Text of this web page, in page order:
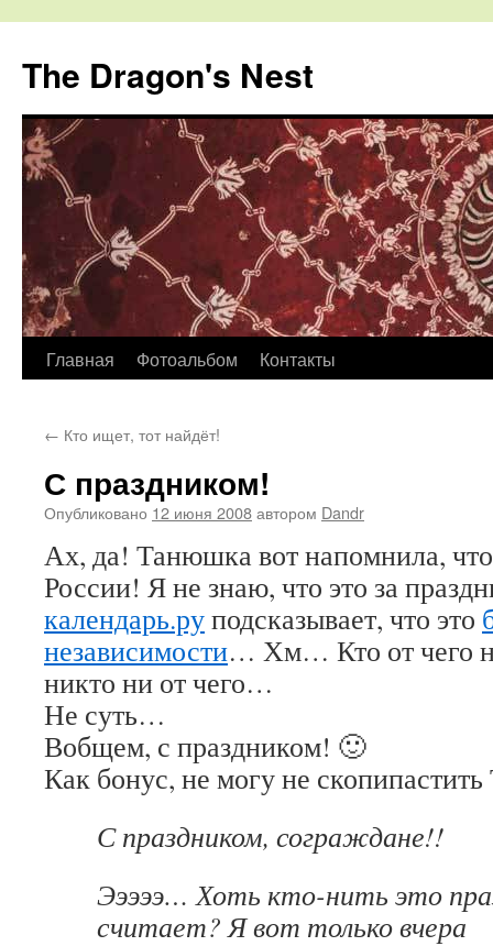
The Dragon's Nest
Перейти
содержимому
Главная Фотоальбом Контакты
← Кто ищет, тот найдёт!
С праздником!
Опубликовано 12 июня 2008автором Dandr
Ах, да! Танюшка вот напомнила,
России! Я не знаю, что это за
календарь.руподсказывает, что это
независимости… Хм… Кто от чего
никто ни от чего…
Не суть…
Вобщем, с праздником! 🙂
Как бонус, не могу не
С праздником, сограждане!!
Эээээ… Хоть кто-нить это
считает? Я вот только вчера